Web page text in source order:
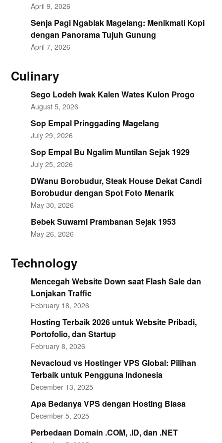
April 9, 2026
Senja Pagi Ngablak Magelang: Menikmati Kopi
dengan Panorama Tujuh Gunung
April 7, 2026
Culinary
Sego Lodeh Iwak Kalen Wates Kulon Progo
August 5, 2026
Sop Empal Pringgading Magelang
July 29, 2026
Sop Empal Bu Ngalim Muntilan Sejak 1929
July 25, 2026
DWanu Borobudur, Steak House Dekat Candi
Borobudur dengan Spot Foto Menarik
May 30, 2026
Bebek Suwarni Prambanan Sejak 1953
May 26, 2026
Technology
Mencegah Website Down saat Flash Sale dan
Lonjakan Traffic
February 18, 2026
Hosting Terbaik 2026 untuk Website Pribadi,
Portofolio, dan Startup
February 8, 2026
Nevacloud vs Hostinger VPS Global: Pilihan
Terbaik untuk Pengguna Indonesia
December 13, 2025
Apa Bedanya VPS dengan Hosting Biasa
December 5, 2025
Perbedaan Domain .COM, .ID, dan .NET